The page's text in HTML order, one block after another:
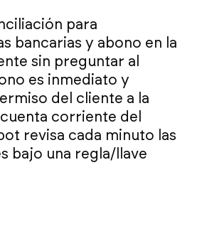
para
bancarias y abono en la
sin preguntar al
es inmediato y
del cliente a la
corriente del
revisa cada minuto las
bajo una regla/llave